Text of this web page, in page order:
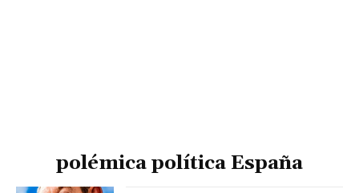
polémica política España